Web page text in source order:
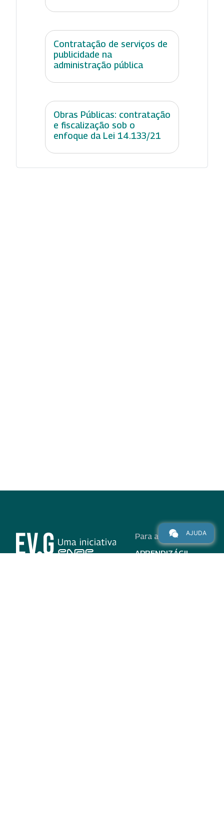
Contratação de serviços de
publicidade na
administração pública
Obras Públicas: contratação
e fiscalização sob o
enfoque da Lei 14.133/21
Para alunos
APRENDIZÁGIL
AJUDA